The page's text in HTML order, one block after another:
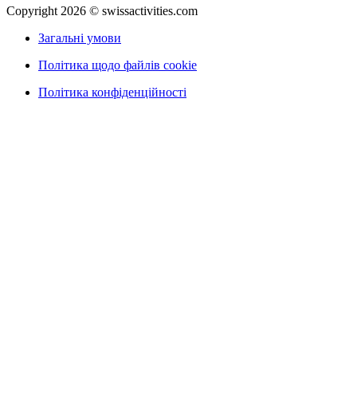
Copyright 2026 © swissactivities.com
Загальні умови
Політика щодо файлів cookie
Політика конфіденційності